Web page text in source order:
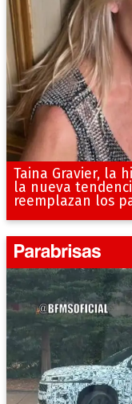
Taina Gravier, la
la nueva
reemplazan los